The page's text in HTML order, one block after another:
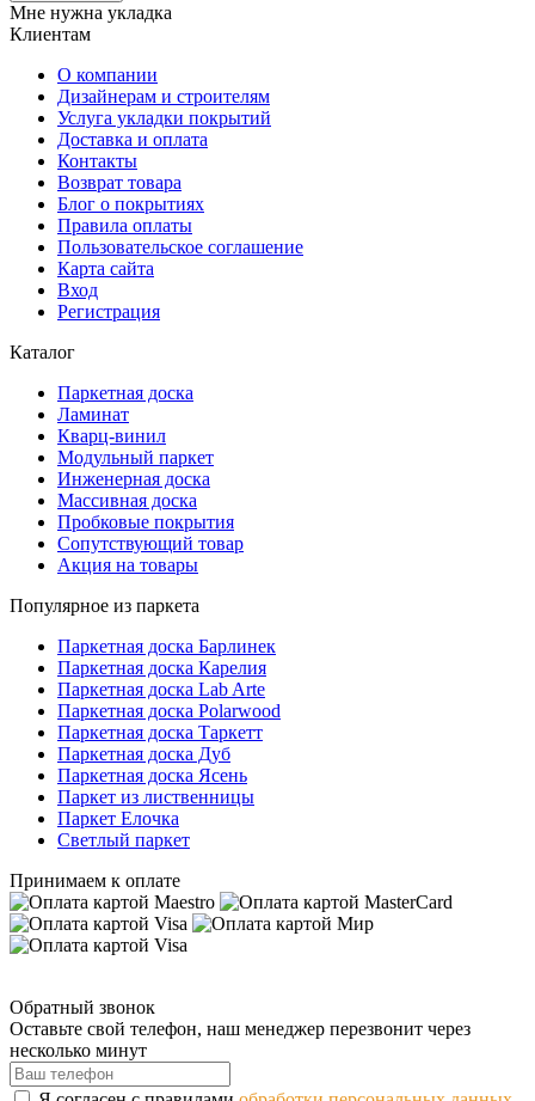
Мне нужна укладка
Клиентам
О компании
Дизайнерам и строителям
Услуга укладки покрытий
Доставка и оплата
Контакты
Возврат товара
Блог о покрытиях
Правила оплаты
Пользовательское соглашение
Карта сайта
Вход
Регистрация
Каталог
Паркетная доска
Ламинат
Кварц-винил
Модульный паркет
Инженерная доска
Массивная доска
Пробковые покрытия
Сопутствующий товар
Акция на товары
Популярное из паркета
Паркетная доска Барлинек
Паркетная доска Карелия
Паркетная доска Lab Arte
Паркетная доска Polarwood
Паркетная доска Таркетт
Паркетная доска Дуб
Паркетная доска Ясень
Паркет из лиственницы
Паркет Елочка
Светлый паркет
Принимаем к оплате
Обратный звонок
Оставьте свой телефон, наш менеджер перезвонит через
несколько минут